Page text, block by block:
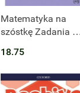
Matematyka na
szóstkę Zadania
18.75